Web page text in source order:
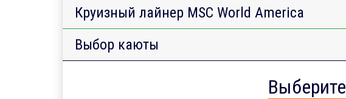
Круизный лайнер MSC World America
Выбор каюты